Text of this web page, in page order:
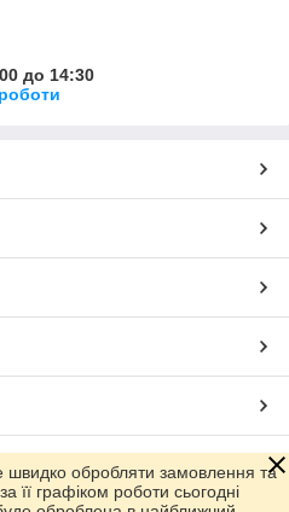
до 14:30
Prom.ua
швидко обробляти замовлення та
її графіком роботи сьогодні